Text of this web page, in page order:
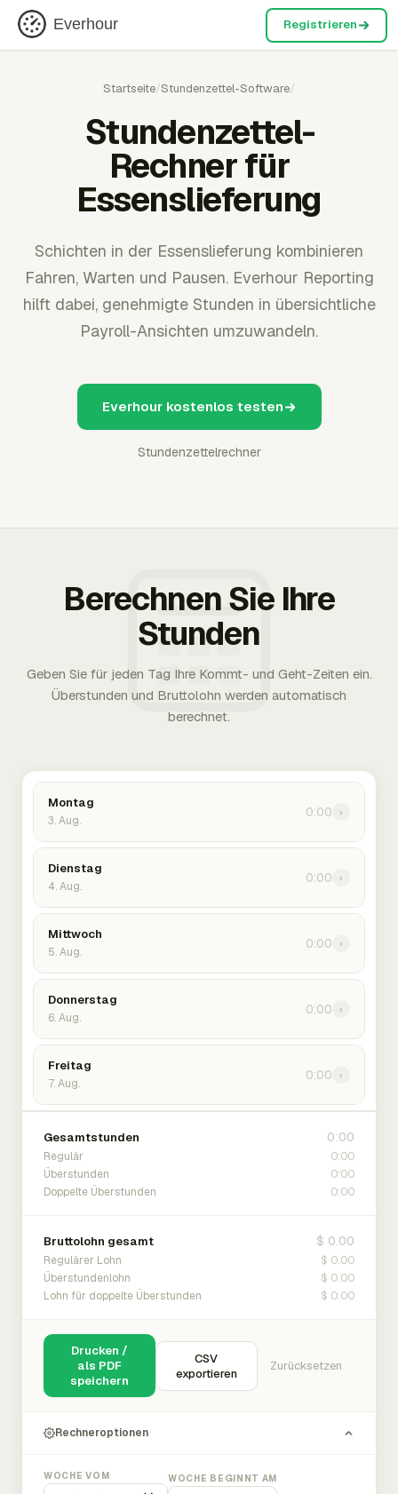
Everhour Registrieren
Startseite/Stundenzettel-Software/
Stundenzettel-
Rechner für
Essenslieferung
Schichten in der Essenslieferung kombinieren
Fahren, Warten und Pausen. Everhour Reporting
hilft dabei, genehmigte Stunden in übersichtliche
Payroll-Ansichten umzuwandeln.
Everhour kostenlos testen
Stundenzettelrechner
Berechnen Sie Ihre
Stunden
Geben Sie für jeden Tag Ihre Kommt- und Geht-Zeiten ein.
Überstunden und Bruttolohn werden automatisch
berechnet.
Montag
3. Aug.
0:00 ›
Dienstag
4. Aug.
0:00 ›
Mittwoch
5. Aug.
0:00 ›
Donnerstag
6. Aug.
0:00 ›
Freitag
7. Aug.
0:00 ›
Gesamtstunden 0:00
Regulär 0:00
Überstunden 0:00
Doppelte Überstunden 0:00
Bruttolohn gesamt $ 0.00
Regulärer Lohn $ 0.00
Überstundenlohn $ 0.00
Lohn für doppelte Überstunden $ 0.00
Drucken /
als PDF
speichern
CSV
exportieren
Zurücksetzen
Rechneroptionen
WOCHE VOM WOCHE BEGINNT AM